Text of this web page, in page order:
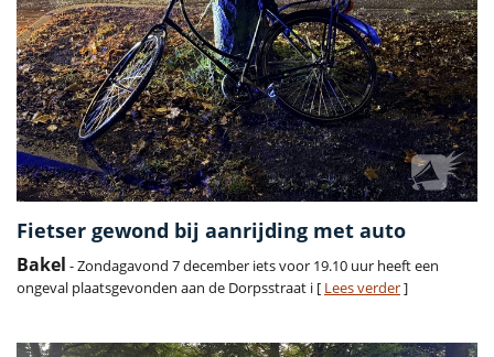
Fietser gewond bij aanrijding met auto
Bakel - Zondagavond 7 december iets voor 19.10 uur heeft een
ongeval plaatsgevonden aan de Dorpsstraat i [ Lees verder]